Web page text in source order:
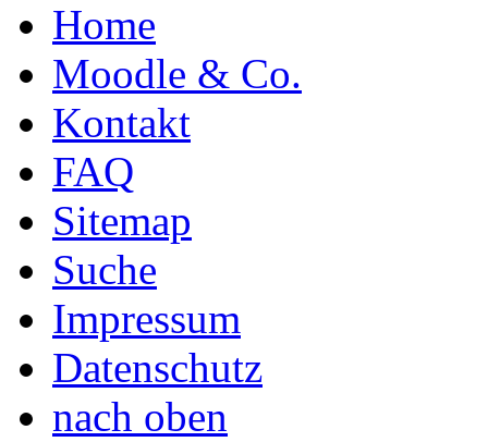
Home
Moodle & Co.
Kontakt
FAQ
Sitemap
Suche
Impressum
Datenschutz
nach oben